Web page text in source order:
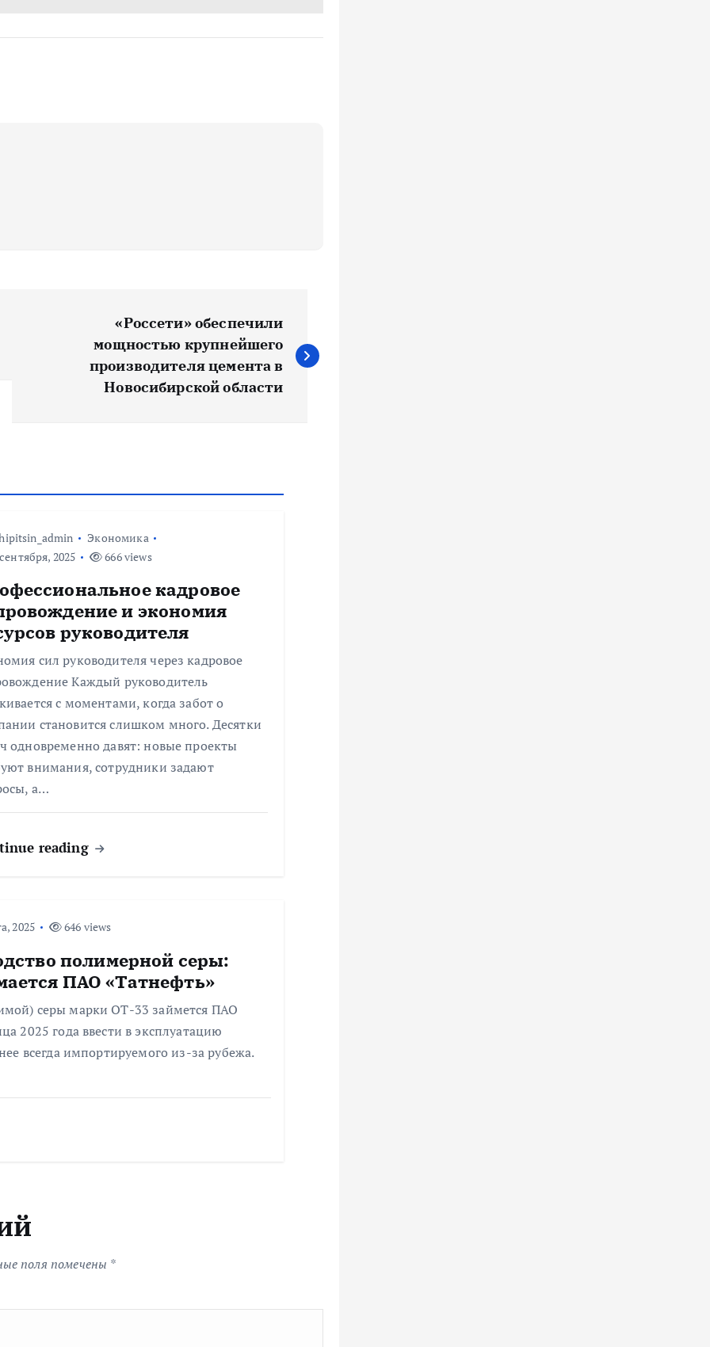
«Россети» обеспечили
мощностью крупнейшего
производителя цемента в
Новосибирской области
Экономика
2025
666 views
кадровое
и экономия
руководителя
сил руководителя через кадровое
Каждый руководитель
с моментами, когда забот о
становится слишком много. Десятки
одновременно давят: новые проекты
внимания, сотрудники задают
а…
reading
2025 646 views
полимерной серы:
ПАО «Татнефть»
серы марки ОТ-33 займется ПАО
2025 года ввести в эксплуатацию
всегда импортируемого из-за рубежа.
поля помечены *